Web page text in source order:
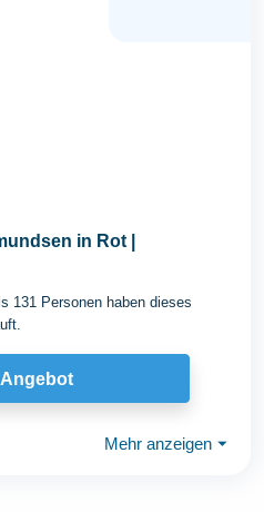
in Rot |
131 Personen haben dieses
Mehr anzeigen ⏷